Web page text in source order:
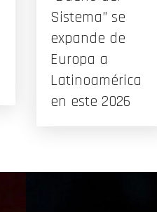
Sistema” se
expande de
Europa a
Latinoamérica
en este 2026